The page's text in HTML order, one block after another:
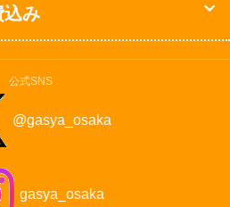
込み
公式SNS
@gasya_osaka
gasya_osaka